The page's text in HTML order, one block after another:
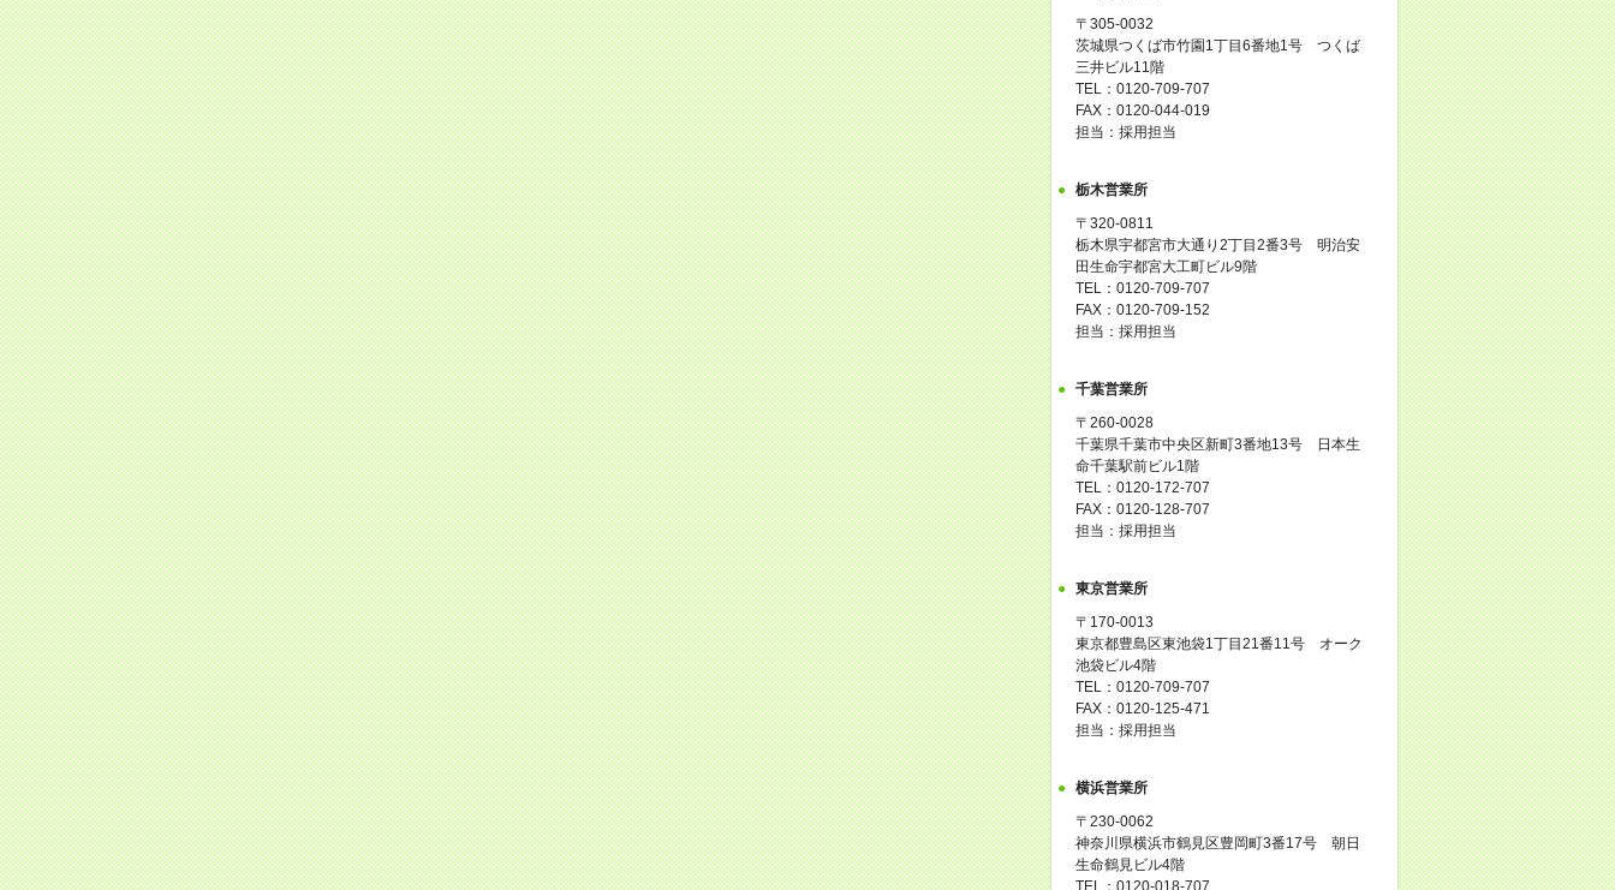
〒305-0032
茨城県つくば市竹園1丁目6番地1号 つくば
三井ビル11階
TEL：0120-709-707
FAX：0120-044-019
担当：採用担当
栃木営業所
〒320-0811
栃木県宇都宮市大通り2丁目2番3号 明治安
田生命宇都宮大工町ビル9階
TEL：0120-709-707
FAX：0120-709-152
担当：採用担当
千葉営業所
〒260-0028
千葉県千葉市中央区新町3番地13号 日本生
命千葉駅前ビル1階
TEL：0120-172-707
FAX：0120-128-707
担当：採用担当
東京営業所
〒170-0013
東京都豊島区東池袋1丁目21番11号 オーク
池袋ビル4階
TEL：0120-709-707
FAX：0120-125-471
担当：採用担当
横浜営業所
〒230-0062
神奈川県横浜市鶴見区豊岡町3番17号 朝日
生命鶴見ビル4階
TEL：0120-018-707